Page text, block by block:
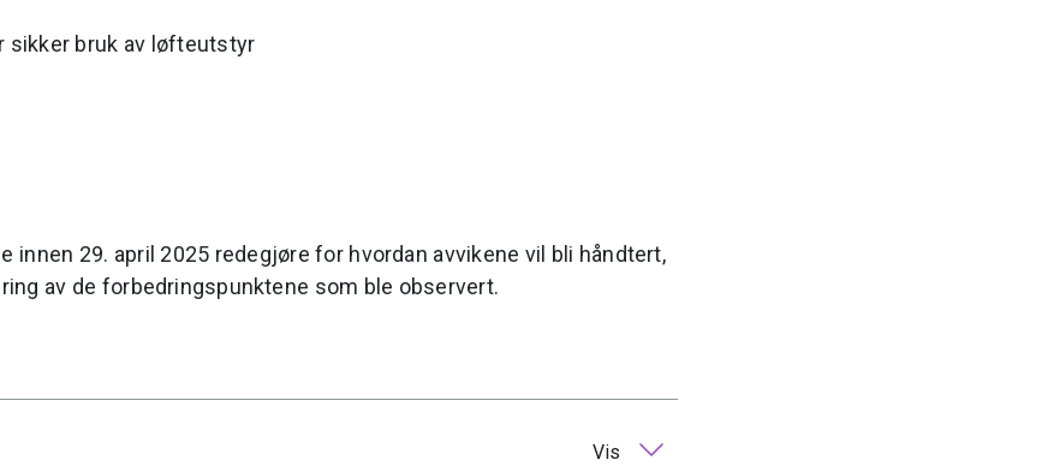
sikker bruk av løfteutstyr
innen 29. april 2025 redegjøre for hvordan avvikene vil bli håndtert,
av de forbedringspunktene som ble observert.
Vis